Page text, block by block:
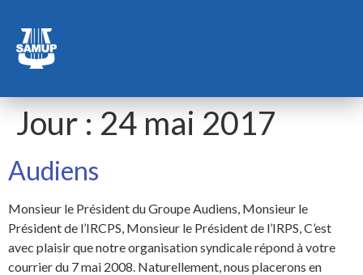
Jour : 24 mai 2017
Audiens
Monsieur le Président du Groupe Audiens, Monsieur le
Président de l’IRCPS, Monsieur le Président de l’IRPS, C’est
avec plaisir que notre organisation syndicale répond à votre
courrier du 7 mai 2008. Naturellement, nous placerons en